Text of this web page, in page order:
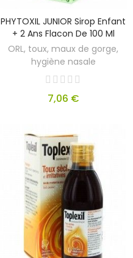
PHYTOXIL JUNIOR Sirop Enfant
+ 2 Ans Flacon De 100 Ml
ORL, toux, maux de gorge,
hygiène nasale
7,06 €